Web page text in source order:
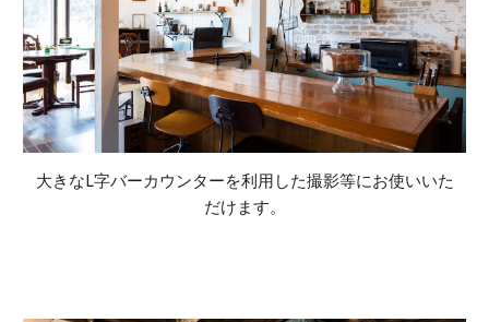
大きなL字バーカウンターを利用した撮影等にお使いいた
だけます。